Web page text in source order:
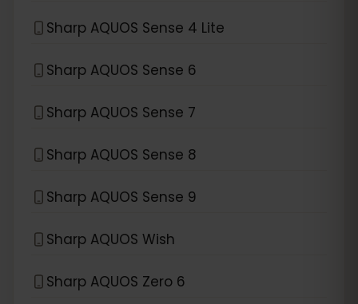
Sharp AQUOS Sense 4 Lite
Sharp AQUOS Sense 6
Sharp AQUOS Sense 7
Sharp AQUOS Sense 8
Sharp AQUOS Sense 9
Sharp AQUOS Wish
Sharp AQUOS Zero 6